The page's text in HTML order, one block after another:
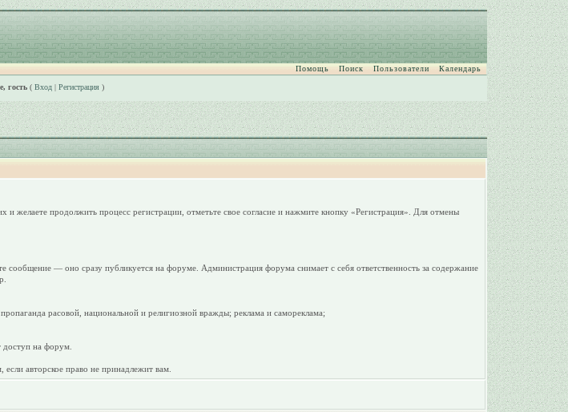
Помощь Поиск Пользователи Календарь
гость( Вход| Регистрация)
желаете продолжить процесс регистрации, отметьте свое согласие и нажмите кнопку «Регистрация». Для отмены
сообщение — оно сразу публикуется на форуме. Администрация форума снимает с себя ответственность за содержание
расовой, национальной и религиозной вражды; реклама и самореклама;
доступ на форум.
авторское право не принадлежит вам.